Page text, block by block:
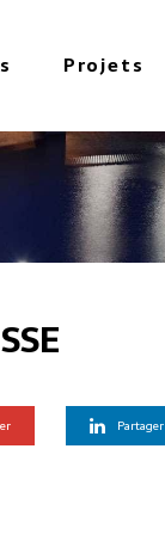
Projets
Partager